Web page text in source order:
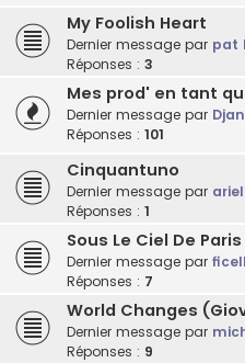
My Foolish Heart
Dernier message par pat
Réponses : 3
Mes prod' en tant
Dernier message par
Réponses : 101
Cinquantuno
Dernier message par
Réponses : 1
Sous Le Ciel De Paris
Dernier message par
Réponses : 7
World Changes
Dernier message par
Réponses : 9